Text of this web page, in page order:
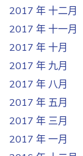
2017 年 十二月
2017 年 十一月
2017 年 十月
2017 年 九月
2017 年 八月
2017 年 五月
2017 年 三月
2017 年 一月